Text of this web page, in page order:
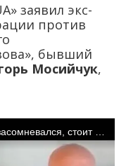
заявил экс-
против
бывший
Мосийчук,